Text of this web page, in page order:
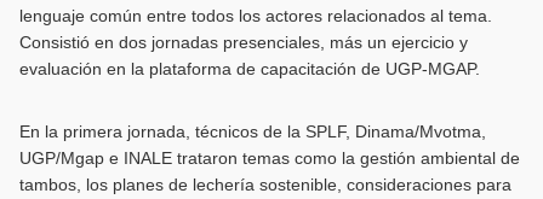
lenguaje común entre todos los actores relacionados al tema.
Consistió en dos jornadas presenciales, más un ejercicio y
evaluación en la plataforma de capacitación de UGP-MGAP.
En la primera jornada, técnicos de la SPLF, Dinama/Mvotma,
UGP/Mgap e INALE trataron temas como la gestión ambiental de
tambos, los planes de lechería sostenible, consideraciones para